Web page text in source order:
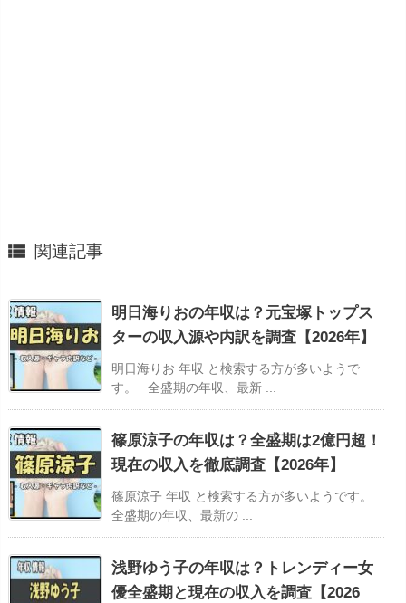
 関連記事
明日海りおの年収は？元宝塚トップス
ターの収入源や内訳を調査【2026年】
明日海りお 年収 と検索する方が多いようで
す。 全盛期の年収、最新 ...
篠原涼子の年収は？全盛期は2億円超！
現在の収入を徹底調査【2026年】
篠原涼子 年収 と検索する方が多いようです。
全盛期の年収、最新の ...
浅野ゆう子の年収は？トレンディー女
優全盛期と現在の収入を調査【2026